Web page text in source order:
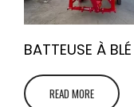
BATTEUSE À BLÉ
READ MORE